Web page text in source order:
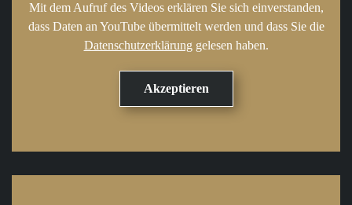
Mit dem Aufruf des Videos erklären Sie sich einverstanden,
dass Daten an YouTube übermittelt werden und dass Sie die
Datenschutzerklärung gelesen haben.